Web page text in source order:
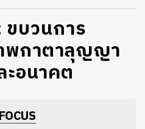
บวนการ
พกาตาลุญญา
อนาคต